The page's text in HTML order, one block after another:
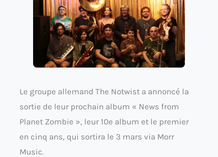
Le groupe allemand The Notwist a annoncé la
sortie de leur prochain album « News from
Planet Zombie », leur 10e album et le premier
en cinq ans, qui sortira le 3 mars via Morr
Music.